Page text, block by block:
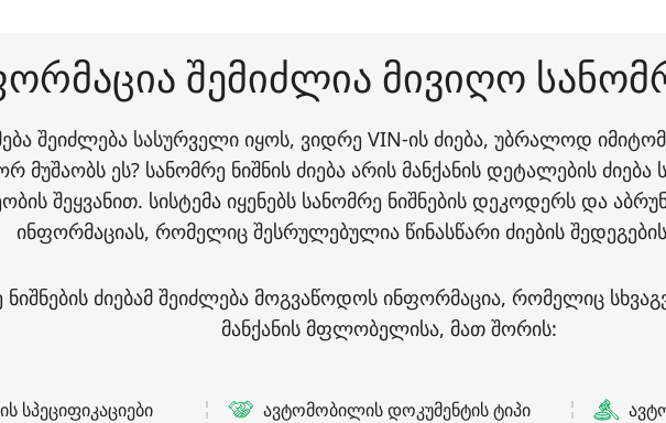
შემიძლია მივიღო
შეიძლება სასურველი იყოს, ვიდრე VIN-ის ძიება, უბრალოდ
ეს? სანომრე ნიშნის ძიება არის მანქანის დეტალების ძიება
შეყვანით. სისტემა იყენებს სანომრე ნიშნების დეკოდერს და
ინფორმაციას, რომელიც შესრულებულია წინასწარი ძიების
ნიშნების ძიებამ შეიძლება მოგვაწოდოს ინფორმაცია, რომელიც
მანქანის მფლობელისა, მათ შორის:
სპეციფიკაციები
ავტომობილის დოკუმენტის ტიპი